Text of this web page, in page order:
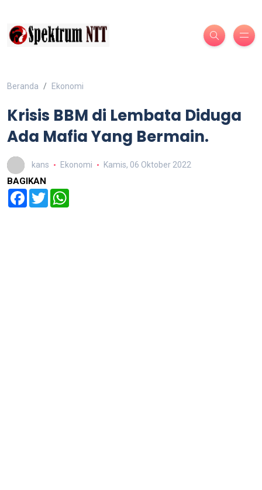
Beranda Ekonomi
Krisis BBM di Lembata Diduga
Ada Mafia Yang Bermain.
kans Ekonomi Kamis, 06 Oktober 2022
BAGIKAN
Facebook
Twitter